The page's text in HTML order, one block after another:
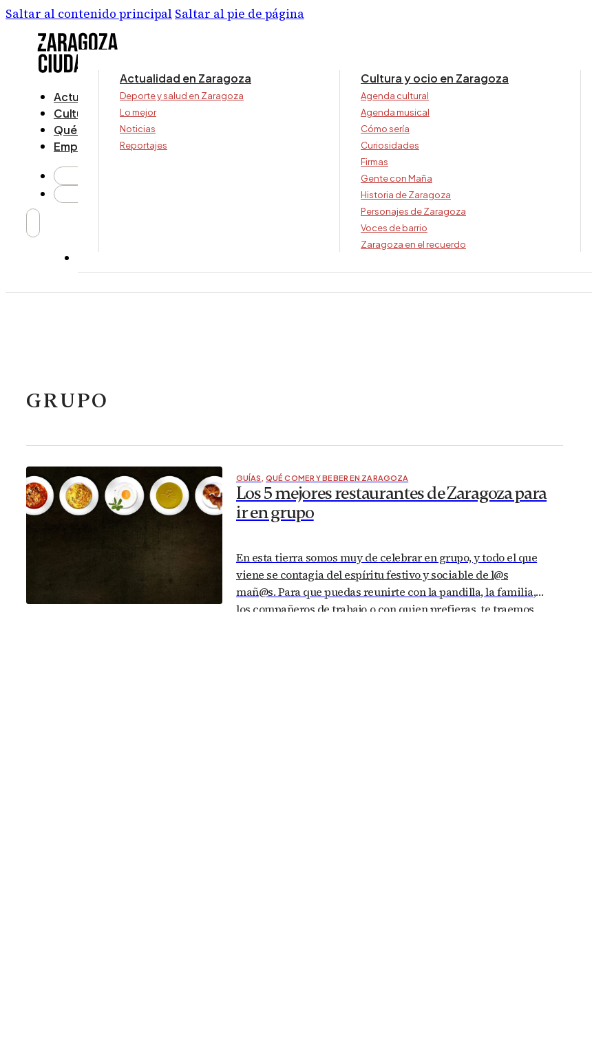
Saltar al contenido principal Saltar al pie de página
Actualidad
Cultura y ocio
Qué ver y hacer
Empresa
Actualidad en Zaragoza
Deporte y salud en Zaragoza
Lo mejor
Noticias
Reportajes
Cultura y ocio en Zaragoza
Agenda cultural
Agenda musical
Cómo sería
Curiosidades
Firmas
Gente con Maña
Historia de Zaragoza
Personajes de Zaragoza
Voces de barrio
Zaragoza en el recuerdo
GRUPO
GUÍAS , QUÉ COMER Y BEBER EN ZARAGOZA
Los 5 mejores restaurantes de Zaragoza para
ir en grupo
En esta tierra somos muy de celebrar en grupo, y todo el que
viene se contagia del espíritu festivo y sociable de l@s
mañ@s. Para que puedas reunirte con la pandilla, la familia,
los compañeros de trabajo o con quien prefieras, te traemos